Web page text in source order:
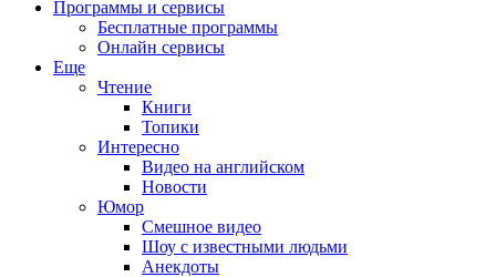
Программы и сервисы
Бесплатные программы
Онлайн сервисы
Еще
Чтение
Книги
Топики
Интересно
Видео на английском
Новости
Юмор
Смешное видео
Шоу с известными людьми
Анекдоты